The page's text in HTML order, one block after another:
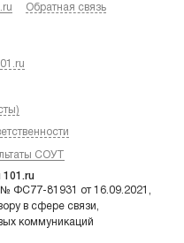
Обратная связь
СОУТ
ФС77-81931 от 16.09.2021,
в сфере связи,
коммуникаций